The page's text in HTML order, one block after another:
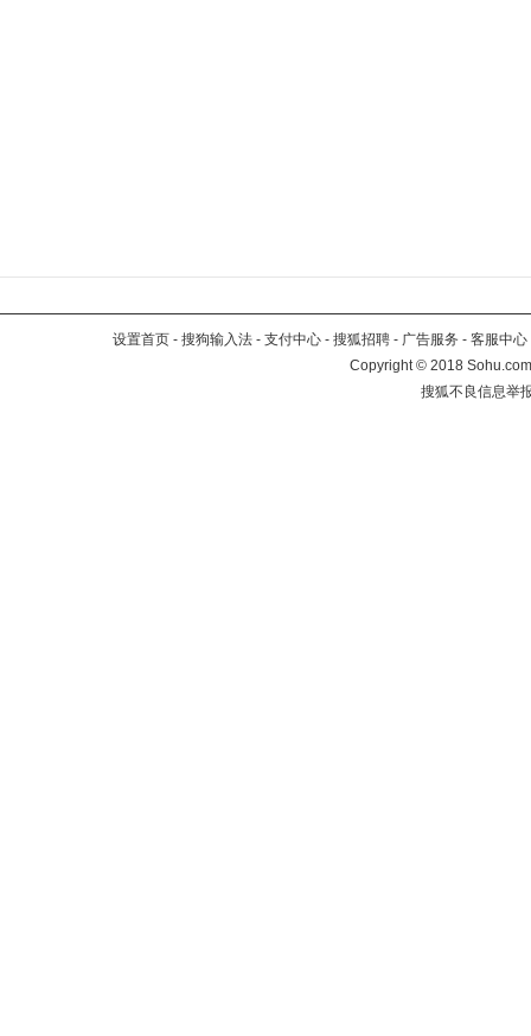
设置首页 - 搜狗输入法 - 支付中心 - 搜狐招聘 - 广告服务 - 客服中心
Copyright©2018
搜狐不良信息举